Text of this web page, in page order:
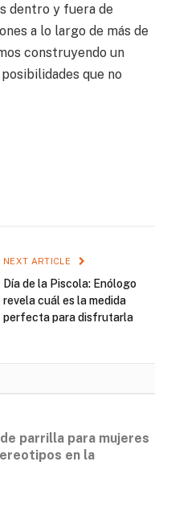
dentro y fuera de
a lo largo de más de
construyendo un
que no
NEXT ARTICLE
Día de la Piscola: Enólogo
revela cuál es la medida
perfecta para disfrutarla
parrilla para mujeres
en la